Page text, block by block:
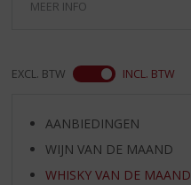
MEER INFO
EXCL. BTW INCL. BTW
AANBIEDINGEN
WIJN VAN DE MAAND
WHISKY VAN DE MAAND